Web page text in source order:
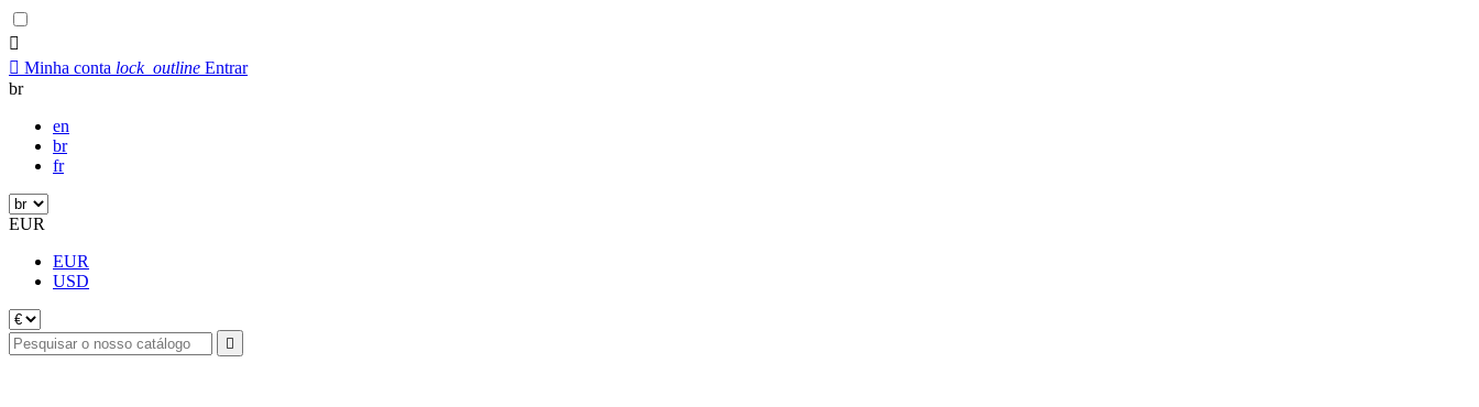

 Minha conta lock_outline Entrar
br
en
br
fr
EUR
EUR
USD
